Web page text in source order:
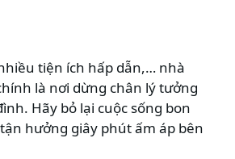
tiện ích hấp dẫn,… nhà
là nơi dừng chân lý tưởng
Hãy bỏ lại cuộc sống bon
hưởng giây phút ấm áp bên